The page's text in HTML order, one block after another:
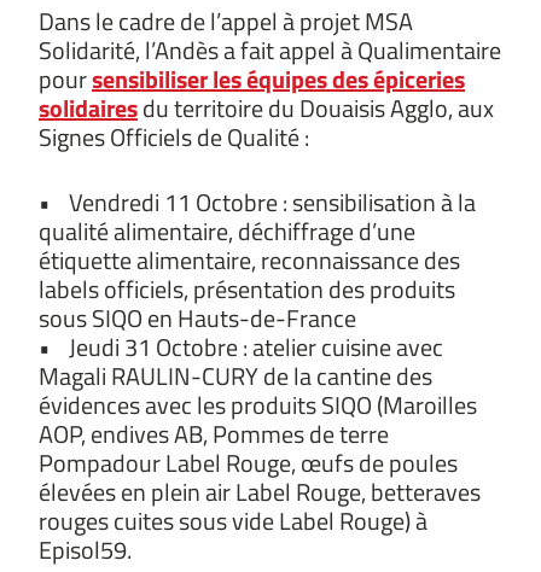
Dans le cadre de l’appel à projet MSA
Solidarité, l’Andès a fait appel à Qualimentaire
poursensibiliser les équipes des épiceries
solidairesdu territoire du Douaisis Agglo, aux
Signes Officiels de Qualité :
• Vendredi 11 Octobre : sensibilisation à la
qualité alimentaire, déchiffrage d’une
étiquette alimentaire, reconnaissance des
labels officiels, présentation des produits
sous SIQO en Hauts-de-France
• Jeudi 31 Octobre : atelier cuisine avec
Magali RAULIN-CURY de la cantine des
évidences avec les produits SIQO (Maroilles
AOP, endives AB, Pommes de terre
Pompadour Label Rouge, œufs de poules
élevées en plein air Label Rouge, betteraves
rouges cuites sous vide Label Rouge) à
Episol59.